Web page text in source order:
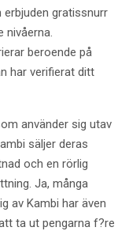
gratissnurr
nivåerna.
beroende på
har verifierat ditt
använder sig utav
säljer deras
och en rörlig
Ja, många
av Kambi har även
ta ut pengarna f?re